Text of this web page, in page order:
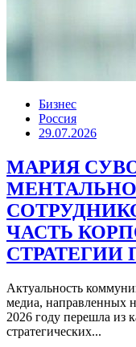
Бизнес
Россия
29.07.2026
МАРИЯ
ЧАСТЬ
СТРАТЕГИИ
Актуальность
медиа, направленных
2026 году перешла из
стратегических...